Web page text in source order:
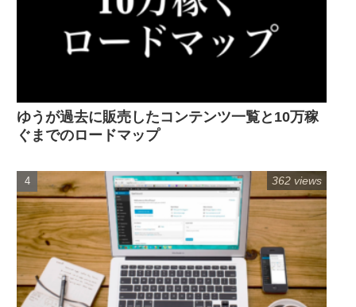
ゆうが過去に販売したコンテンツ一覧と10万稼
ぐまでのロードマップ
362 views